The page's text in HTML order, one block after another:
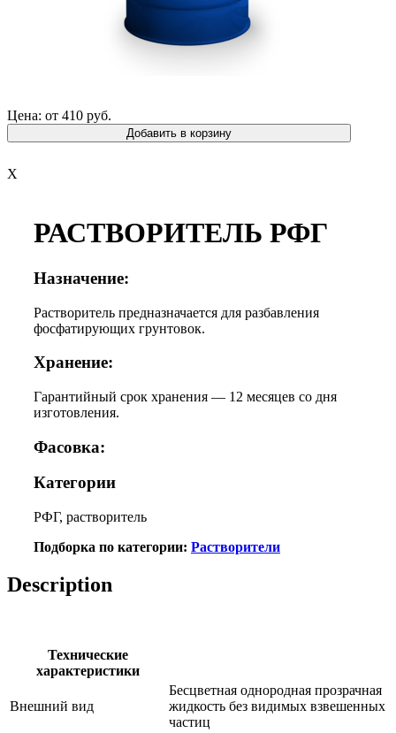
Цена: от 410 руб.
Добавить в корзину
X
РАСТВОРИТЕЛЬ РФГ
Назначение:
Растворитель предназначается для разбавления
фосфатирующих грунтовок.
Хранение:
Гарантийный срок хранения — 12 месяцев со дня
изготовления.
Фасовка:
Категории
РФГ, растворитель
Подборка по категории: Растворители
Description
Технические
характеристики
Внешний вид
Бесцветная однородная прозрачная
жидкость без видимых взвешенных
частиц